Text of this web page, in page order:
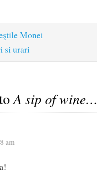
Monei
si urari
A sip of
am